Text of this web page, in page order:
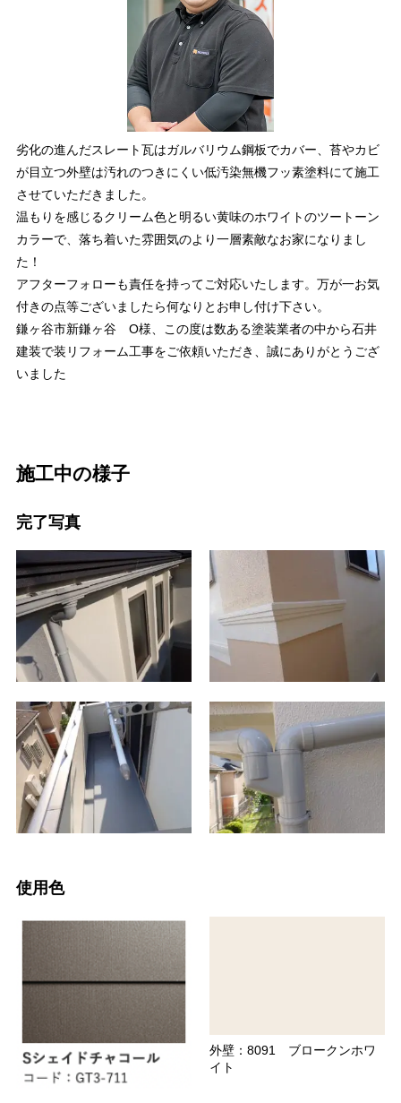
劣化の進んだスレート瓦はガルバリウム鋼板でカバー、苔やカビ
が目立つ外壁は汚れのつきにくい低汚染無機フッ素塗料にて施工
させていただきました。
温もりを感じるクリーム色と明るい黄味のホワイトのツートーン
カラーで、落ち着いた雰囲気のより一層素敵なお家になりまし
た！
アフターフォローも責任を持ってご対応いたします。万が一お気
付きの点等ございましたら何なりとお申し付け下さい。
鎌ヶ谷市新鎌ヶ谷 O様、この度は数ある塗装業者の中から石井
建装で装リフォーム工事をご依頼いただき、誠にありがとうござ
いました
施工中の様子
完了写真
使用色
外壁：8091 ブロークンホワ
イト